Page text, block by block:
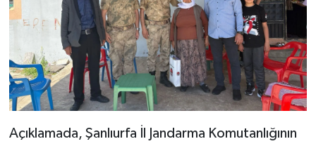
Açıklamada, Şanlıurfa İl Jandarma Komutanlığının